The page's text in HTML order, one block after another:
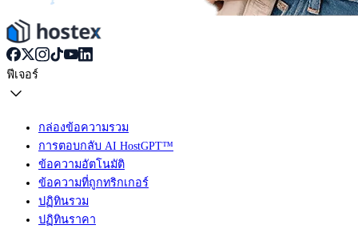
ฟีเจอร์
กล่องข้อความรวม
การตอบกลับ AI HostGPT™
ข้อความอัตโนมัติ
ข้อความที่ถูกทริกเกอร์
ปฏิทินรวม
ปฏิทินราคา